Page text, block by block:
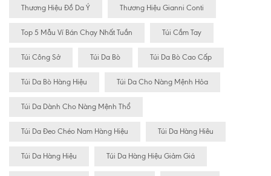
Thương Hiệu Đồ Da Ý Thương Hiệu Gianni Conti
Top 5 Mẫu Ví Bán Chạy Nhất Tuần Túi Cầm Tay
Túi Công Sở Túi Da Bò Túi Da Bò Cao Cấp
Túi Da Bò Hàng Hiệu Túi Da Cho Nàng Mệnh Hỏa
Túi Da Dành Cho Nàng Mệnh Thổ
Túi Da Đeo Chéo Nam Hàng Hiệu Túi Da Hàng Hiêu
Túi Da Hàng Hiệu Túi Da Hàng Hiệu Giảm Giá